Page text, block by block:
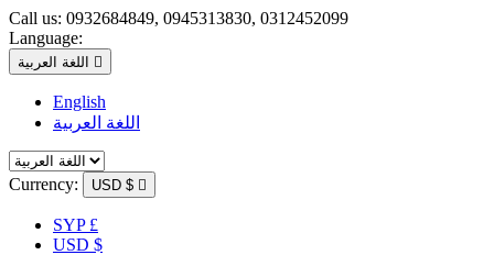
Call us: 0932684849, 0945313830, 0312452099
Language:
اللغة العربية 
English
اللغة العربية
Currency: USD $ 
SYP £
USD $